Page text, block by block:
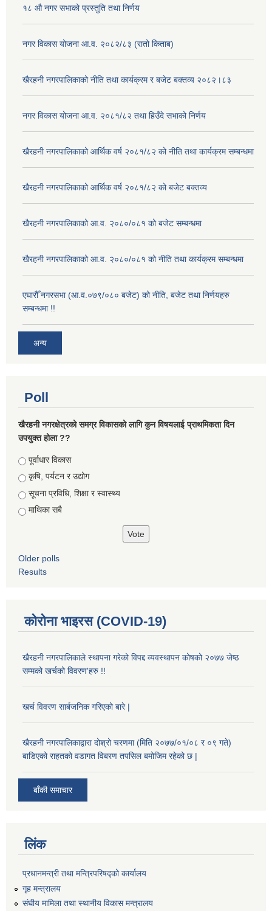
१८ औ नगर सभाको प्रस्तुति तथा निर्णय
नगर विकास योजना आ.व. २०८२/८३ (रातो किताब)
खैरहनी नगरपालिकाको नीति तथा कार्यक्रम र बजेट बक्तव्य २०८२।८३
नगर विकास योजना आ.व. २०८१/८२ तथा हिउँदे सभाको निर्णय
खैरहनी नगरपालिकाको आर्थिक वर्ष २०८१/८२ को नीति तथा कार्यक्रम सम्बन्धमा
खैरहनी नगरपालिकाको आर्थिक वर्ष २०८१/८२ को बजेट बक्तव्य
खैरहनी नगरपालिकाको आ.व. २०८०/०८१ को बजेट सम्बन्धमा
खैरहनी नगरपालिकाको आ.व. २०८०/०८१ को नीति तथा कार्यक्रम सम्बन्धमा
एघारौँ नगरसभा (आ.व.०७९/०८० बजेट) को नीति, बजेट तथा निर्णयहरु
सम्बन्धमा !!
अन्य
Poll
खैरहनी नगरक्षेत्रको समग्र विकासको लागि कुन विषयलाई प्राथमिकता दिन
उपयुक्त होला ??
Choices
पूर्वाधार विकास
कृषि, पर्यटन र उद्योग
सूचना प्रविधि, शिक्षा र स्वास्थ्य
माथिका सबै
Older polls
Results
कोरोना भाइरस (COVID-19)
खैरहनी नगरपालिकाले स्थापना गरेको विपद्द व्यवस्थापन कोषको २०७७ जेष्ठ
सम्मको खर्चको विवरण'हरु !!
खर्च विवरण सार्बजनिक गरिएको बारे |
खैरहनी नगरपालिकाद्वारा दोश्रो चरणमा (मिति २०७७/०१/०८ र ०९ गते)
बाडिएको राहतको वडागत विबरण तपसिल बमोजिम रहेको छ |
बाँकी समाचार
लिंक
प्रधानमन्त्री तथा मन्त्रिपरिषद्को कार्यालय
गृह मन्त्रालय
संघीय मामिला तथा स्थानीय विकास मन्त्रालय